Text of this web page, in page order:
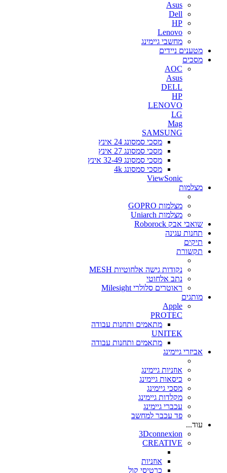
Asus
Dell
HP
Lenovo
מחשבי גיימינג
מטענים ניידים
מסכים
AOC
Asus
DELL
HP
LENOVO
LG
Mag
SAMSUNG
מסכי סמסונג 24 אינץ
מסכי סמסונג 27 אינץ
מסכי סמסונג 32-49 אינץ
מסכי סמסונג 4k
ViewSonic
מצלמות
מצלמות GOPRO
מצלמות Uniarch
שואבי אבק Roborock
תחנות עגינה
תיקים
תקשורת
נקודות גישה אלחוטיות MESH
נתב אלחוטי
ראוטרים סלולרי Milesight
מותגים
Apple
PROTEC
מתאמים ותחנות עבודה
UNITEK
מתאמים ותחנות עבודה
אביזרי גיימינג
אוזניות גיימינג
כיסאות גיימינג
מסכי גיימינג
מקלדות גיימינג
עכברי גיימינג
פד עכבר למחשב
עוד...
3Dconnexion
CREATIVE
אוזניות
כרטיסי קול